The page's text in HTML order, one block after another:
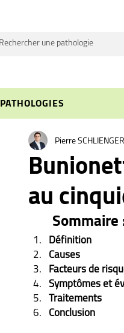
PATHOLOGIES
au
Pierre SCHLIENGER
Sommaire
Définition
Causes
Facteurs de
Symptômes et
Traitements
Conclusion